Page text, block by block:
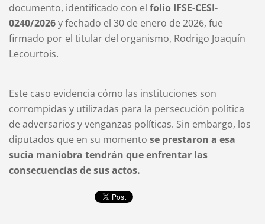
documento, identificado con el folio IFSE-CESI-
0240/2026y fechado el 30 de enero de 2026, fue
firmado por el titular del organismo, Rodrigo Joaquín
Lecourtois.
Este caso evidencia cómo las instituciones son
corrompidas y utilizadas para la persecución política
de adversarios y venganzas políticas. Sin embargo, los
diputados que en su momento se prestaron a esa
sucia maniobra tendrán que enfrentar las
consecuencias de sus actos.